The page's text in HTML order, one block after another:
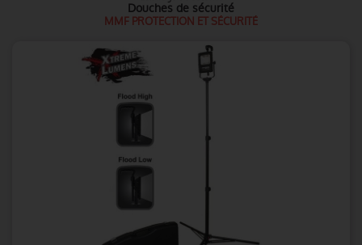
Douches de sécurité
MMF PROTECTION ET SÉCURITÉ